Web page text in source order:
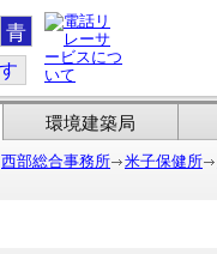
青
環境建築局
西部総合事務所 米子保健所